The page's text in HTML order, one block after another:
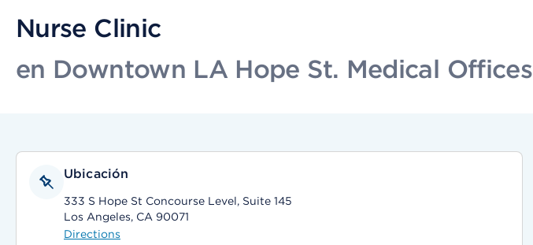
Nurse Clinic
en Downtown LA Hope St. Medical Offices
Ubicación
333 S Hope St Concourse Level, Suite 145
Los Angeles, CA 90071
Directions